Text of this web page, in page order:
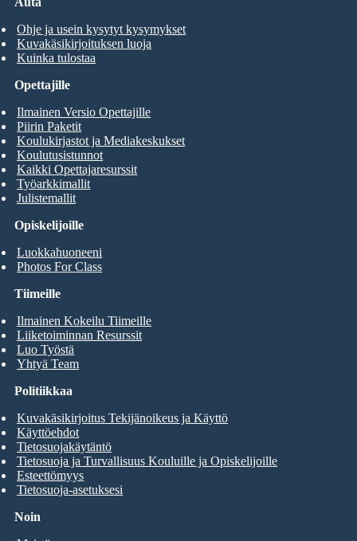
Ohje ja usein kysytyt kysymykset
Kuvakäsikirjoituksen luoja
Kuinka tulostaa
Opiskelijoille
Luokkahuoneeni
Photos For Class
Opettajille
Ilmainen Versio Opettajille
Piirin Paketit
Koulukirjastot ja Mediakeskukset
Koulutusistunnot
Kaikki Opettajaresurssit
Työarkkimallit
Julistemallit
Tiimeille
Ilmainen Kokeilu Tiimeille
Liiketoiminnan Resurssit
Luo Työstä
Yhtyä Team
Noin
Politiikkaa
Kuvakäsikirjoitus Tekijänoikeus ja Käyttö
Käyttöehdot
Tietosuojakäytäntö
Tietosuoja ja Turvallisuus Kouluille ja Opiskelijoille
Esteettömyys
Tietosuoja-asetuksesi